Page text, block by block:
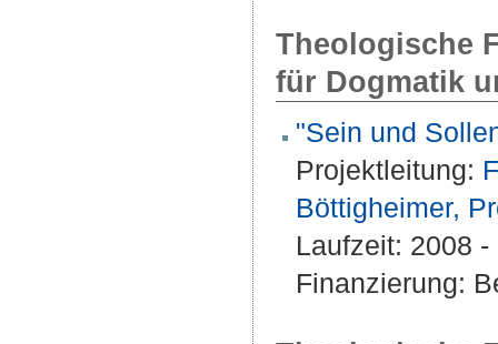
Theologische
für Dogmatik
"Sein und
Projektleitung:
Böttigheimer,
Laufzeit: 2008
Finanzierung: